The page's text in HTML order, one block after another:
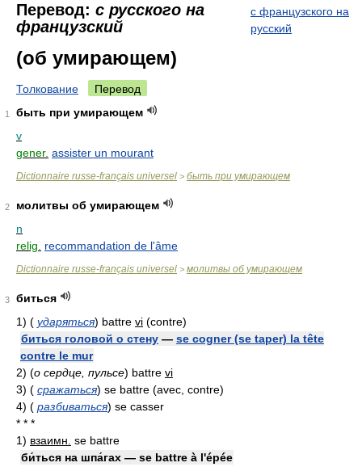
Перевод: с русского на
французский
с французского на
русский
(об умирающем)
Толкование Перевод
1
быть при умирающем
v
gener. assister un mourant
Dictionnaire russe-français universel > быть при умирающем
2
молитвы об умирающем
n
relig.
recommandation de l'âme
Dictionnaire russe-français universel > молитвы об умирающем
3
биться
1) ( ударяться) battre vi (contre)
биться головой о стену — se cogner (se taper) la tête
contre le mur
2) (о сердце, пульсе) battre vi
3) ( сражаться) se battre (avec, contre)
4) ( разбиваться) se casser
* * *
1) взаимн. se battre
би́ться на шпа́гах — se battre à l'épée